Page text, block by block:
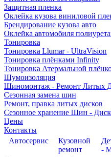
Защитная пленка
Оклейка кузова виниловой
Брендирование кузова авто
Оклейка автомобиля
Тонировка
Тонировка Llumar - UltraVision
Тонировка плёнками Infinity
Тонировка Атермальной
Шумоизоляция
Шиномонтаж - Ремонт Литых
Сезонная замена шин
Ремонт, правка литых дисков
Сезонное хранение Шин -
Цены
Контакты
Автосервис
Кузовной
ремонт
-